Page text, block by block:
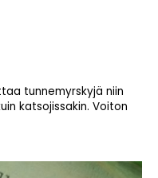
tunnemyrskyjä niin
katsojissakin. Voiton